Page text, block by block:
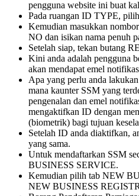
pengguna website ini buat
Pada ruangan ID TYPE,
Kemudian masukkan
NO dan isikan nama penuh
Setelah siap, tekan butang
Kini anda adalah pengguna
akan mendapat emel
Apa yang perlu anda
mana kaunter SSM yang
pengenalan dan emel
mengaktifkan ID dengan
(biometrik) bagi tujuan
Setelah ID anda diaktifkan,
yang sama.
Untuk mendaftarkan SSM
BUSINESS SERVICE.
Kemudian pilih tab NEW
NEW BUSINESS